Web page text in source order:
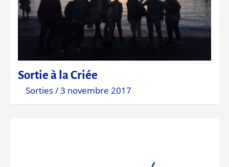
Sortie à la Criée
Sorties/3 novembre 2017